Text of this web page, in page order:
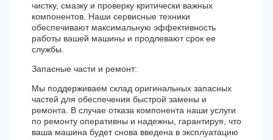
чистку, смазку и проверку критически важных
компонентов. Наши сервисные техники
обеспечивают максимальную эффективность
работы вашей машины и продлевают срок ее
службы.
Запасные части и ремонт:
Мы поддерживаем склад оригинальных запасных
частей для обеспечения быстрой замены и
ремонта. В случае отказа компонента наши услуги
по ремонту оперативны и надежны, гарантируя, что
ваша машина будет снова введена в эксплуатацию